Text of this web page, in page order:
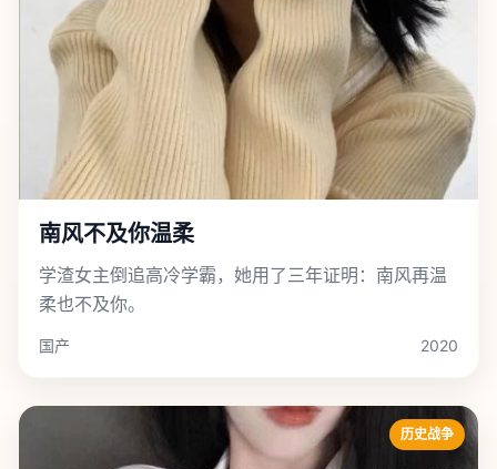
南风不及你温柔
学渣女主倒追高冷学霸，她用了三年证明：南风再温
柔也不及你。
国产 2020
历史战争